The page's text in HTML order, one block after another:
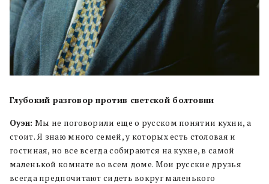
Глубокий разговор против светской болтовни
Оуэн: Мы не поговорили еще о русском понятии кухни, а
стоит. Я знаю много семей, у которых есть столовая и
гостиная, но все всегда собираются на кухне, в самой
маленькой комнате во всем доме. Мои русские друзья
всегда предпочитают сидеть вокруг маленького